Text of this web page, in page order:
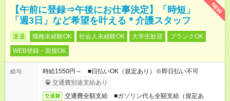
NEW
【午前に登録⇒午後にお仕事決定】「時短」
「週3日」など希望を叶える＊介護スタッフ
派遣 職種未経験OK 社会人未経験OK 大学生歓迎
ブランクOK
WEB登録・面接OK
給与
時給1550円～ ■日払いOK（規定あり）※即日払い不可
交通費別途支給あり
交通費
交通費全額支給 ■ガソリン代も全額支給（規定あ